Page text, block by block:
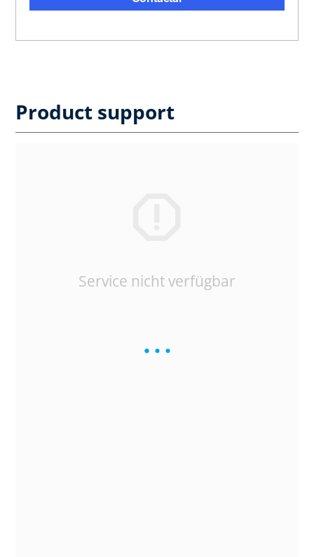
Product support
Service nicht verfügbar